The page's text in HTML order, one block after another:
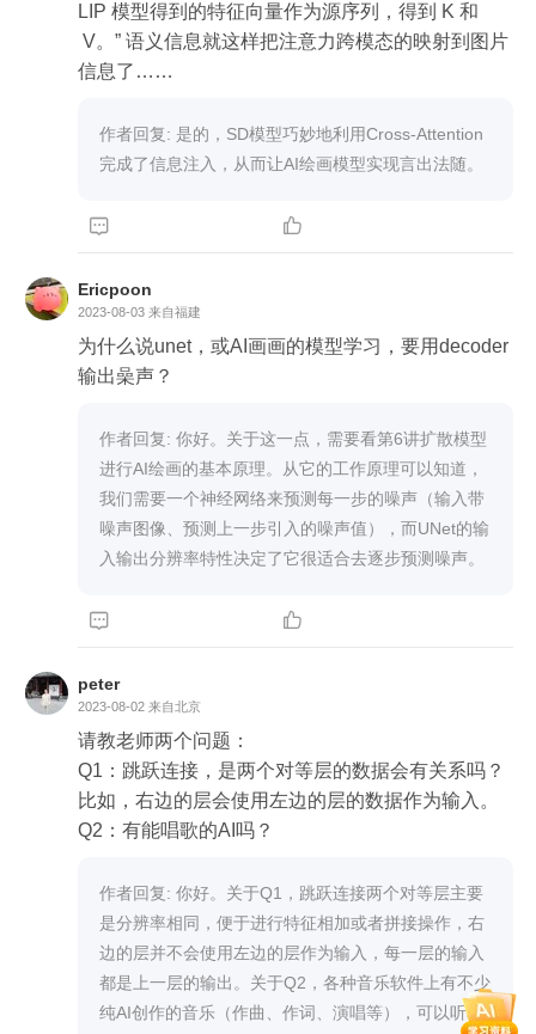
LIP 模型得到的特征向量作为源序列，得到 K 和
V。” 语义信息就这样把注意力跨模态的映射到图片
信息了……
作者回复: 是的，SD模型巧妙地利用Cross-Attention
完成了信息注入，从而让AI绘画模型实现言出法随。
 
Ericpoon
2023-08-03 来自福建
为什么说unet，或AI画画的模型学习，要用decoder
输出喿声？
作者回复: 你好。关于这一点，需要看第6讲扩散模型
进行AI绘画的基本原理。从它的工作原理可以知道，
我们需要一个神经网络来预测每一步的噪声（输入带
噪声图像、预测上一步引入的噪声值），而UNet的输
入输出分辨率特性决定了它很适合去逐步预测噪声。
 
peter
2023-08-02 来自北京
请教老师两个问题：
Q1：跳跃连接，是两个对等层的数据会有关系吗？
比如，右边的层会使用左边的层的数据作为输入。
Q2：有能唱歌的AI吗？
作者回复: 你好。关于Q1，跳跃连接两个对等层主要
是分辨率相同，便于进行特征相加或者拼接操作，右
边的层并不会使用左边的层作为输入，每一层的输入
都是上一层的输出。关于Q2，各种音乐软件上有不少
纯AI创作的音乐（作曲、作词、演唱等），可以听听